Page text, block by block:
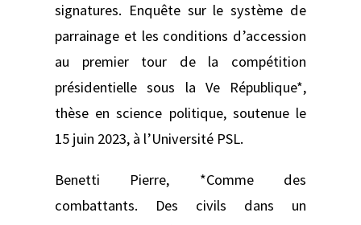
signatures. Enquête sur le système de
parrainage et les conditions d’accession
au premier tour de la compétition
présidentielle sous la Ve République*,
thèse en science politique, soutenue le
15 juin 2023, à l’Université PSL.
Benetti Pierre, *Comme des
combattants. Des civils dans un